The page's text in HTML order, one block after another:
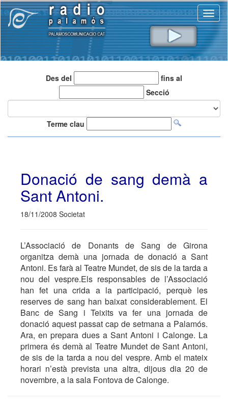
Des del
fins al
Secció
Terme clau
Donació de sang demà a
Sant Antoni.
18/11/2008 Societat
L’Associació de Donants de Sang de Girona
organitza demà una jornada de donació a Sant
Antoni. Es farà al Teatre Mundet, de sis de la tarda a
nou del vespre.Els responsables de l’Associació
han fet una crida a la participació, perquè les
reserves de sang han baixat considerablement. El
Banc de Sang i Teixits va fer una jornada de
donació aquest passat cap de setmana a Palamós.
Ara, en prepara dues a Sant Antoni i Calonge. La
primera és demà al Teatre Mundet de Sant Antoni,
de sis de la tarda a nou del vespre. Amb el mateix
horari n’està prevista una altra, dijous dia 20 de
novembre, a la sala Fontova de Calonge.